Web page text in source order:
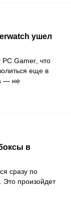
ушел
PC Gamer , что
еще в
— не
в
сразу по
. Это произойдет